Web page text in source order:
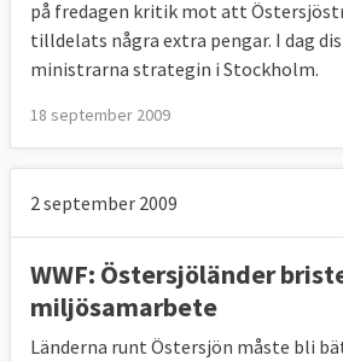
på fredagen kritik mot att
tilldelats några extra pengar. I dag
ministrarna strategin i Stockholm.
18 september 2009
2 september 2009
WWF: Östersjöländer
miljösamarbete
Länderna runt Östersjön måste bli